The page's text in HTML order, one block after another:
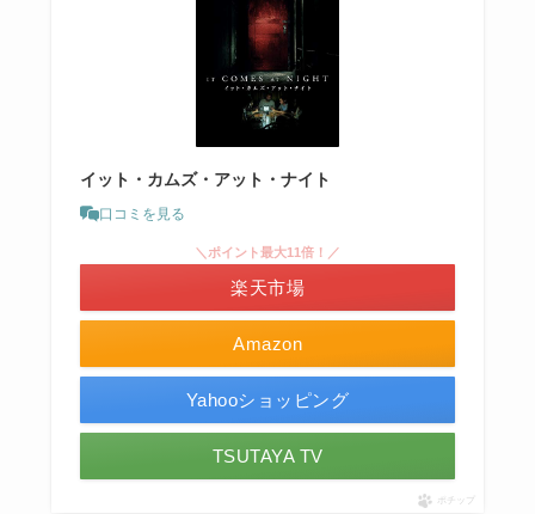
イット・カムズ・アット・ナイト
口コミを見る
Amazon
＼ポイント最大11倍！／
楽天市場
Yahooショッピング
TSUTAYA TV
ポチップ